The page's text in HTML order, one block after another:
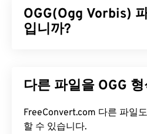
OGG(Ogg Vorbis)
입니까?
및 로열티 없는 인코딩 방식
는 메타데이터뿐만 아니라 아
보도 포함되어 있습니다.
다른 파일을
FreeConvert.com 다른 파일도 OGG 형식으로 변환
할 수 있습니다.